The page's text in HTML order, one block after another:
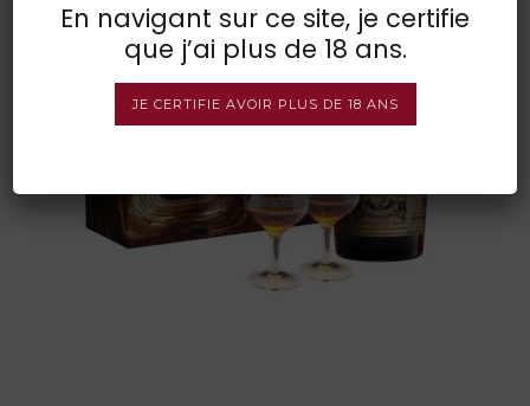
En navigant sur ce site, je certifie
que j’ai plus de 18 ans.
JE CERTIFIE AVOIR PLUS DE 18 ANS